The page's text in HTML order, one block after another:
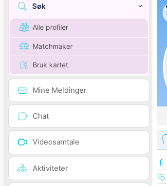
Søk
Alle profiler
Matchmaker
Bruk kartet
Mine Meldinger
Chat
Videosamtale
Aktiviteter